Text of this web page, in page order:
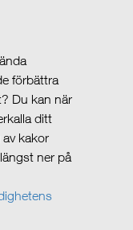
förbättra
Du kan när
ditt
kakor
ner på